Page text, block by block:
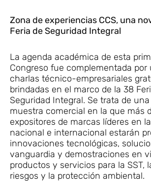
Zona de experiencias CCS, una
Feria de Seguridad Integral
La agenda académica de esta
Congreso fue complementada por
charlas técnico-empresariales
brindadas en el marco de la 38
Seguridad Integral. Se trata de
muestra comercial en la que más
expositores de marcas líderes en
nacional e internacional estarán
innovaciones tecnológicas,
vanguardia y demostraciones en
productos y servicios para la SST,
riesgos y la protección ambiental.